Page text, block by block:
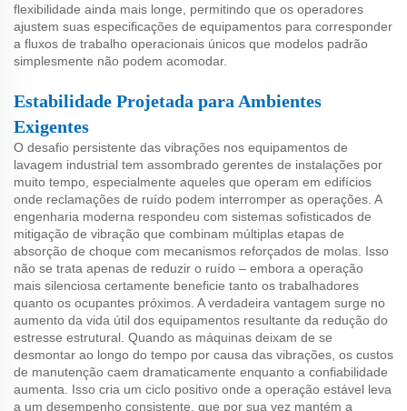
flexibilidade ainda mais longe, permitindo que os operadores
ajustem suas especificações de equipamentos para corresponder
a fluxos de trabalho operacionais únicos que modelos padrão
simplesmente não podem acomodar.
Estabilidade Projetada para Ambientes
Exigentes
O desafio persistente das vibrações nos equipamentos de
lavagem industrial tem assombrado gerentes de instalações por
muito tempo, especialmente aqueles que operam em edifícios
onde reclamações de ruído podem interromper as operações. A
engenharia moderna respondeu com sistemas sofisticados de
mitigação de vibração que combinam múltiplas etapas de
absorção de choque com mecanismos reforçados de molas. Isso
não se trata apenas de reduzir o ruído – embora a operação
mais silenciosa certamente beneficie tanto os trabalhadores
quanto os ocupantes próximos. A verdadeira vantagem surge no
aumento da vida útil dos equipamentos resultante da redução do
estresse estrutural. Quando as máquinas deixam de se
desmontar ao longo do tempo por causa das vibrações, os custos
de manutenção caem dramaticamente enquanto a confiabilidade
aumenta. Isso cria um ciclo positivo onde a operação estável leva
a um desempenho consistente, que por sua vez mantém a